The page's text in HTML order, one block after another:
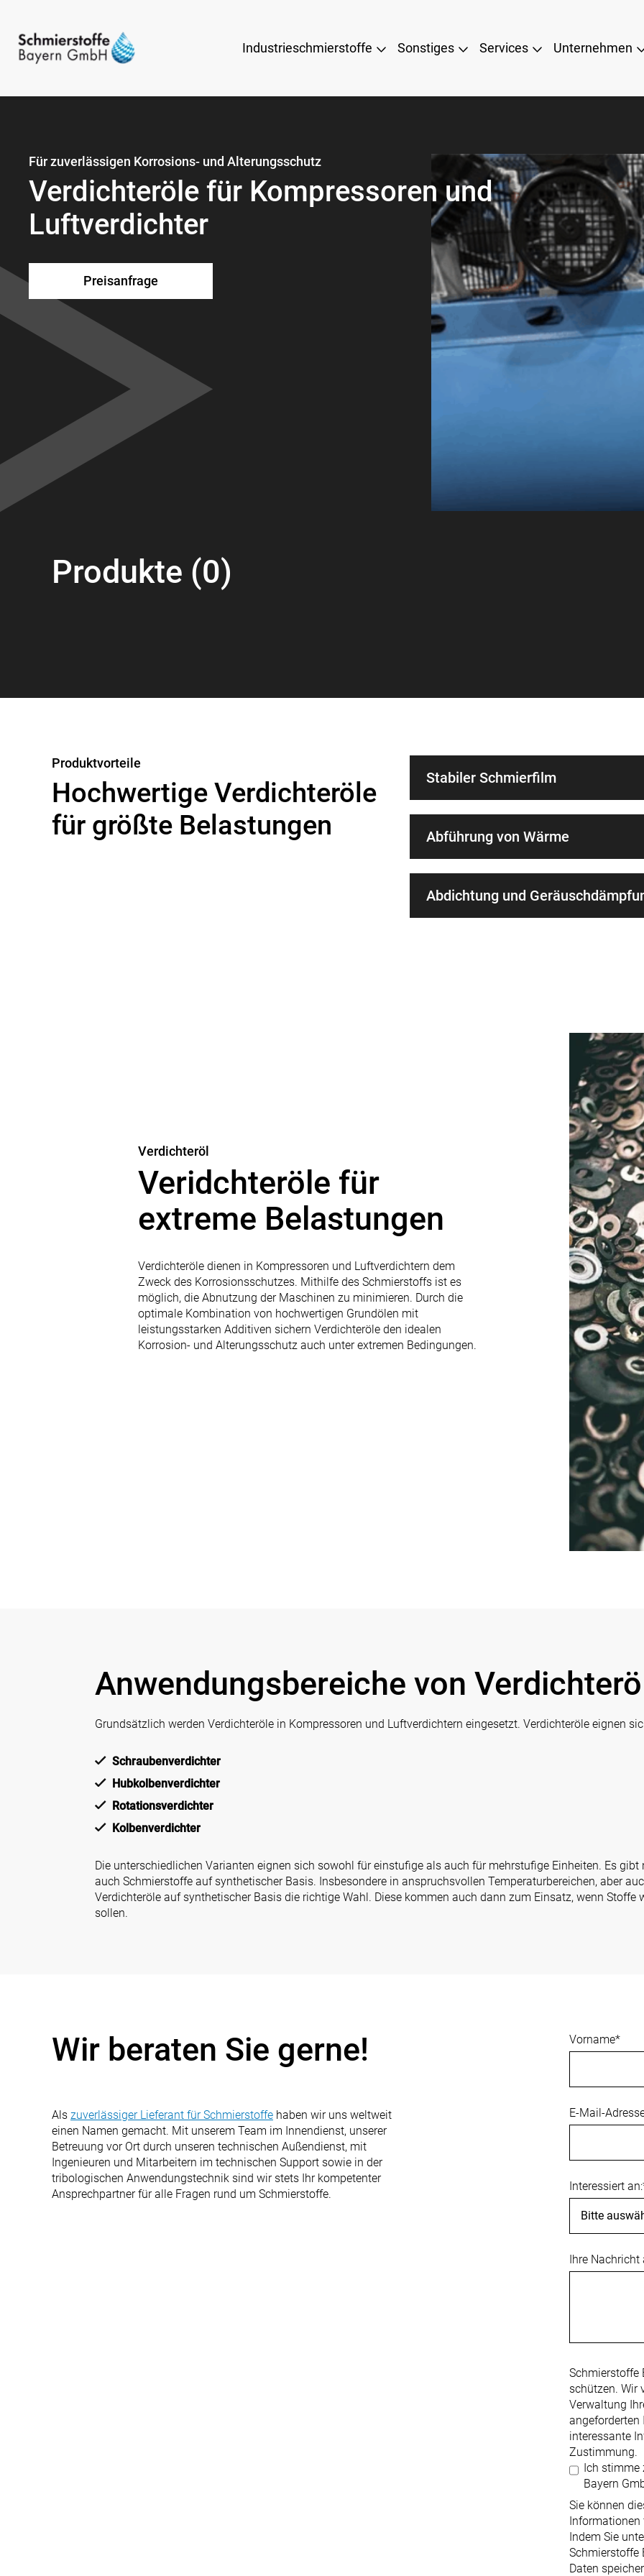
Industrieschmierstoffe Sonstiges Services Unternehmen
Für zuverlässigen Korrosions- und Alterungsschutz
Verdichteröle für Kompressoren und
Luftverdichter
Preisanfrage
Produkte (0)
Produktvorteile
Hochwertige Verdichteröle
für größte Belastungen
Stabiler Schmierfilm
Abführung von Wärme
Abdichtung und
Verdichteröl
Veridchteröle für
extreme Belastungen
Verdichteröle dienen in Kompressoren und Luftverdichtern dem
Zweck des Korrosionsschutzes. Mithilfe des Schmierstoffs ist es
möglich, die Abnutzung der Maschinen zu minimieren. Durch die
optimale Kombination von hochwertigen Grundölen mit
leistungsstarken Additiven sichern Verdichteröle den idealen
Korrosion- und Alterungsschutz auch unter extremen Bedingungen.
Anwendungsbereiche von
Grundsätzlich werden Verdichteröle in Kompressoren und Luftverdichtern eingesetzt. Verdichteröle eignen
Schraubenverdichter
Hubkolbenverdichter
Rotationsverdichter
Kolbenverdichter
Die unterschiedlichen Varianten eignen sich sowohl für einstufige als auch für mehrstufige Einheiten. Es
auch Schmierstoffe auf synthetischer Basis. Insbesondere in anspruchsvollen Temperaturbereichen, aber
Verdichteröle auf synthetischer Basis die richtige Wahl. Diese kommen auch dann zum Einsatz, wenn
sollen.
Wir beraten Sie gerne!
Als zuverlässiger Lieferant für Schmierstoffe haben wir uns weltweit
einen Namen gemacht. Mit unserem Team im Innendienst, unserer
Betreuung vor Ort durch unseren technischen Außendienst, mit
Ingenieuren und Mitarbeitern im technischen Support sowie in der
tribologischen Anwendungstechnik sind wir stets Ihr kompetenter
Ansprechpartner für alle Fragen rund um Schmierstoffe.
Vorname*
E-Mail-
Interessiert an:
Ihre Nachricht
Schmierstoffe
schützen. Wir
Verwaltung
angeforderten
interessante
Zustimmung.
Ich stimme
Bayern
Sie können
Informationen
Indem Sie
Schmierstoffe
Daten